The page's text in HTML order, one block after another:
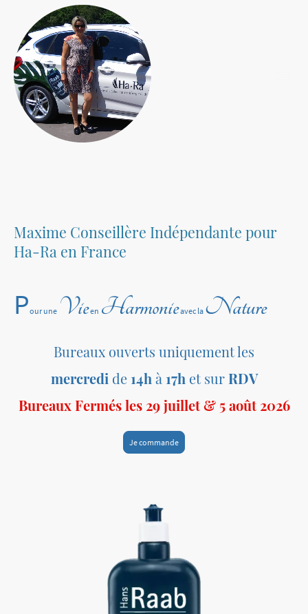
Maxime Conseillère Indépendante pour
Ha-Ra en France
Pour une Vieen Harmonieavec la Nature
Bureaux ouverts uniquement les
mercredi de14h à 17h et surRDV
Bureaux Fermés les 29 juillet & 5 août 2026
Je commande